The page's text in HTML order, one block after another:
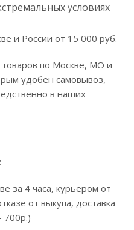
условиях
и России от 15 000 руб.
товаров по Москве, МО и
удобен самовывоз,
в наших
за 4 часа, курьером от
от выкупа, доставка
700р.)